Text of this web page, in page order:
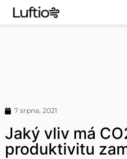
7 srpna, 2021
Jaký vliv má
produktivitu